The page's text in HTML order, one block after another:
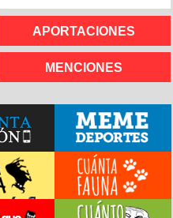
APORTACIONES
MENCIONES